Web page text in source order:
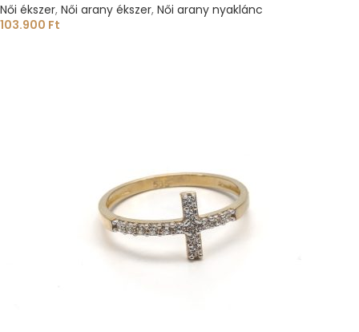
Női ékszer, Női arany ékszer, Női arany nyaklánc
103.900 Ft